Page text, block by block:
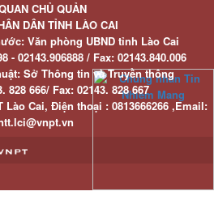
CHỦ QUẢN
DÂN TỈNH LÀO CAI
Văn phòng UBND tỉnh Lào Cai
- 02143.906888 / Fax:02143.840.006
Sở Thông tin và Truyền thông
828 666/ Fax:02143. 828 667
Lào Cai, Điện thoại : 0813666266 ,Email: